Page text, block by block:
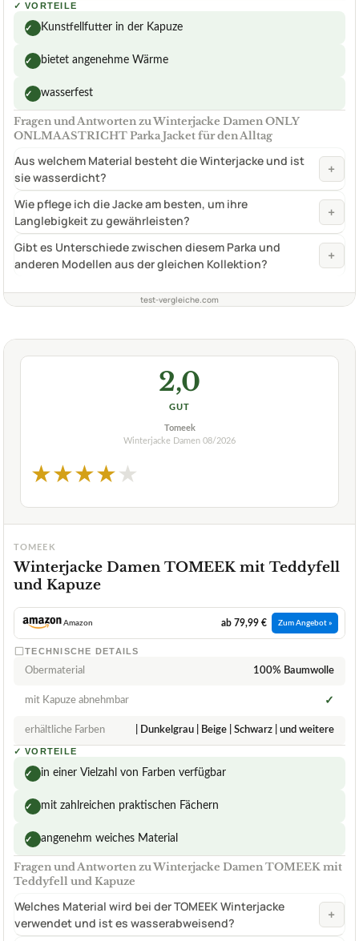
✓ VORTEILE
✓ Kunstfellfutter in der Kapuze
✓ bietet angenehme Wärme
✓ wasserfest
Fragen und Antworten zu Winterjacke Damen ONLY
ONLMAASTRICHT Parka Jacket für den Alltag
Aus welchem Material besteht die Winterjacke und ist
sie wasserdicht?
+
Wie pflege ich die Jacke am besten, um ihre
Langlebigkeit zu gewährleisten?
+
Gibt es Unterschiede zwischen diesem Parka und
anderen Modellen aus der gleichen Kollektion?
+
test-vergleiche.com
2,0
GUT
Tomeek
Winterjacke Damen 08/2026
★★★★★
TOMEEK
Winterjacke Damen TOMEEK mit Teddyfell
und Kapuze
Amazon ab 79,99 € Zum Angebot »
TECHNISCHE DETAILS
Obermaterial 100% Baumwolle
mit Kapuze abnehmbar ✓
erhältliche Farben | Dunkelgrau | Beige | Schwarz | und weitere
✓ VORTEILE
✓ in einer Vielzahl von Farben verfügbar
✓ mit zahlreichen praktischen Fächern
✓ angenehm weiches Material
Fragen und Antworten zu Winterjacke Damen TOMEEK mit
Teddyfell und Kapuze
Welches Material wird bei der TOMEEK Winterjacke
verwendet und ist es wasserabweisend?
+